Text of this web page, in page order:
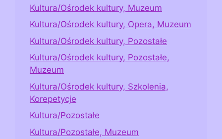
Kultura/Ośrodek kultury, Muzeum
Kultura/Ośrodek kultury, Opera, Muzeum
Kultura/Ośrodek kultury, Pozostałe
Kultura/Ośrodek kultury, Pozostałe,
Muzeum
Kultura/Ośrodek kultury, Szkolenia,
Korepetycje
Kultura/Pozostałe
Kultura/Pozostałe, Muzeum